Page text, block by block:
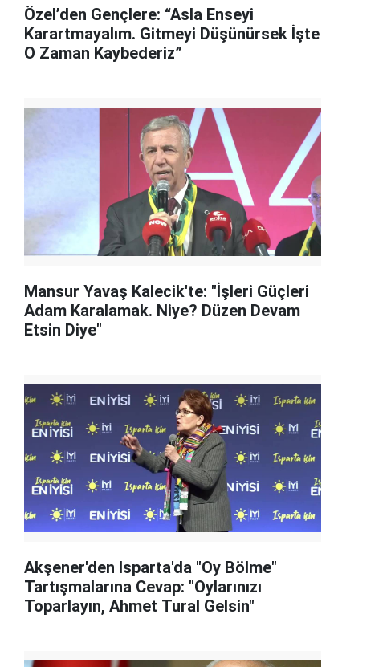
Özel’den Gençlere: “Asla Enseyi
Karartmayalım. Gitmeyi Düşünürsek İşte
O Zaman Kaybederiz”
Mansur Yavaş Kalecik'te: "İşleri Güçleri
Adam Karalamak. Niye? Düzen Devam
Etsin Diye"
Akşener'den Isparta'da "Oy Bölme"
Tartışmalarına Cevap: "Oylarınızı
Toparlayın, Ahmet Tural Gelsin"